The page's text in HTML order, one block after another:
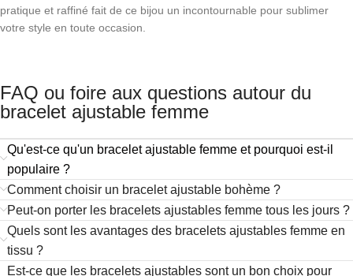
pratique et raffiné fait de ce bijou un incontournable pour sublimer
votre style en toute occasion.
FAQ ou foire aux questions autour du
bracelet ajustable femme
Qu'est-ce qu'un bracelet ajustable femme et pourquoi est-il
populaire ?
Comment choisir un bracelet ajustable bohème ?
Peut-on porter les bracelets ajustables femme tous les jours ?
Quels sont les avantages des bracelets ajustables femme en
tissu ?
Est-ce que les bracelets ajustables sont un bon choix pour